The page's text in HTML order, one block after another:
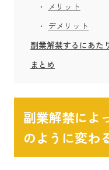
メリット
デメリット
副業解禁するにあた
まとめ
副業解禁によ
のように変わ